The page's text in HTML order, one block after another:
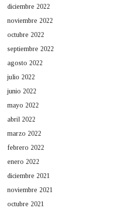
diciembre 2022
noviembre 2022
octubre 2022
septiembre 2022
agosto 2022
julio 2022
junio 2022
mayo 2022
abril 2022
marzo 2022
febrero 2022
enero 2022
diciembre 2021
noviembre 2021
octubre 2021